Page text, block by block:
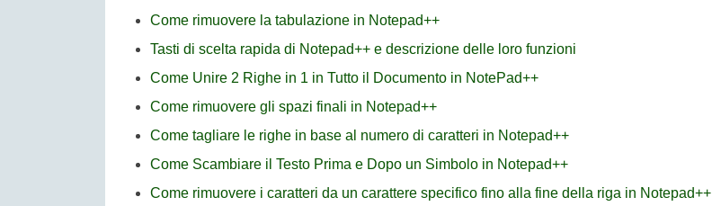
Come rimuovere la tabulazione in Notepad++
Tasti di scelta rapida di Notepad++ e descrizione delle loro funzioni
Come Unire 2 Righe in 1 in Tutto il Documento in NotePad++
Come rimuovere gli spazi finali in Notepad++
Come tagliare le righe in base al numero di caratteri in Notepad++
Come Scambiare il Testo Prima e Dopo un Simbolo in Notepad++
Come rimuovere i caratteri da un carattere specifico fino alla fine della riga in Notepad++